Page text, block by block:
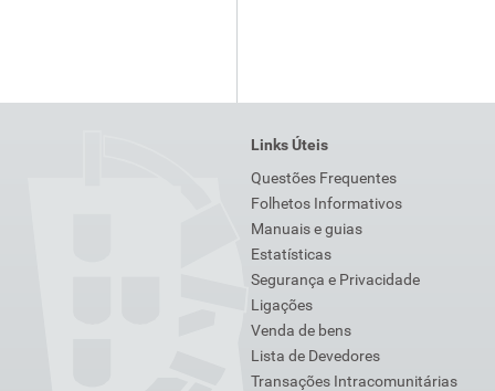
Links Úteis
Questões Frequentes
Folhetos Informativos
Manuais e guias
Estatísticas
Segurança e Privacidade
Ligações
Venda de bens
Lista de Devedores
Transações Intracomunitárias